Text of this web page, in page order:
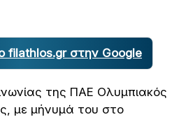
filathlos.gr στην Google
της ΠΑΕ Ολυμπιακός
με μήνυμά του στο